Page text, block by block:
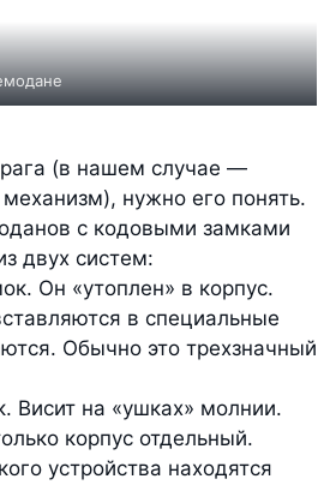
(в нашем случае —
нужно его понять.
с кодовыми замками
двух систем:
Он «утоплен» в корпус.
в специальные
Обычно это трехзначный
Висит на «ушках» молнии.
корпус отдельный.
устройства находятся